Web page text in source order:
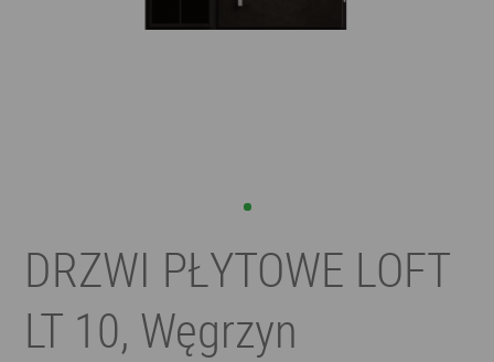
DRZWI PŁYTOWE LOFT
LT 10, Węgrzyn